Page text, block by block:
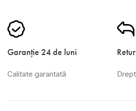
Garanție 24 de luni
Calitate garantată